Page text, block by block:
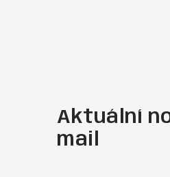
Aktuální
mail